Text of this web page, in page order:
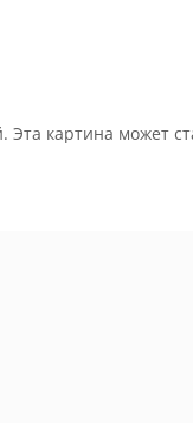
картина может